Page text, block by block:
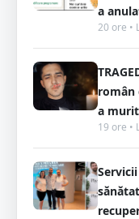
a
20 ore •
român
a
19 ore •